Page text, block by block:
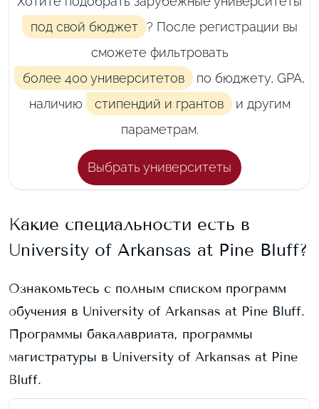
под свой бюджет ? После регистрации вы
сможете фильтровать
более 400 университетов
по бюджету, GPA,
наличию
стипендий и грантов и другим
параметрам.
Выбрать университеты
Какие специальности есть в
University of Arkansas at Pine Bluff?
Ознакомьтесь с полным списком программ
обучения в University of Arkansas at Pine Bluff.
Программы бакалавриата, программы
магистратуры в University of Arkansas at Pine
Bluff.